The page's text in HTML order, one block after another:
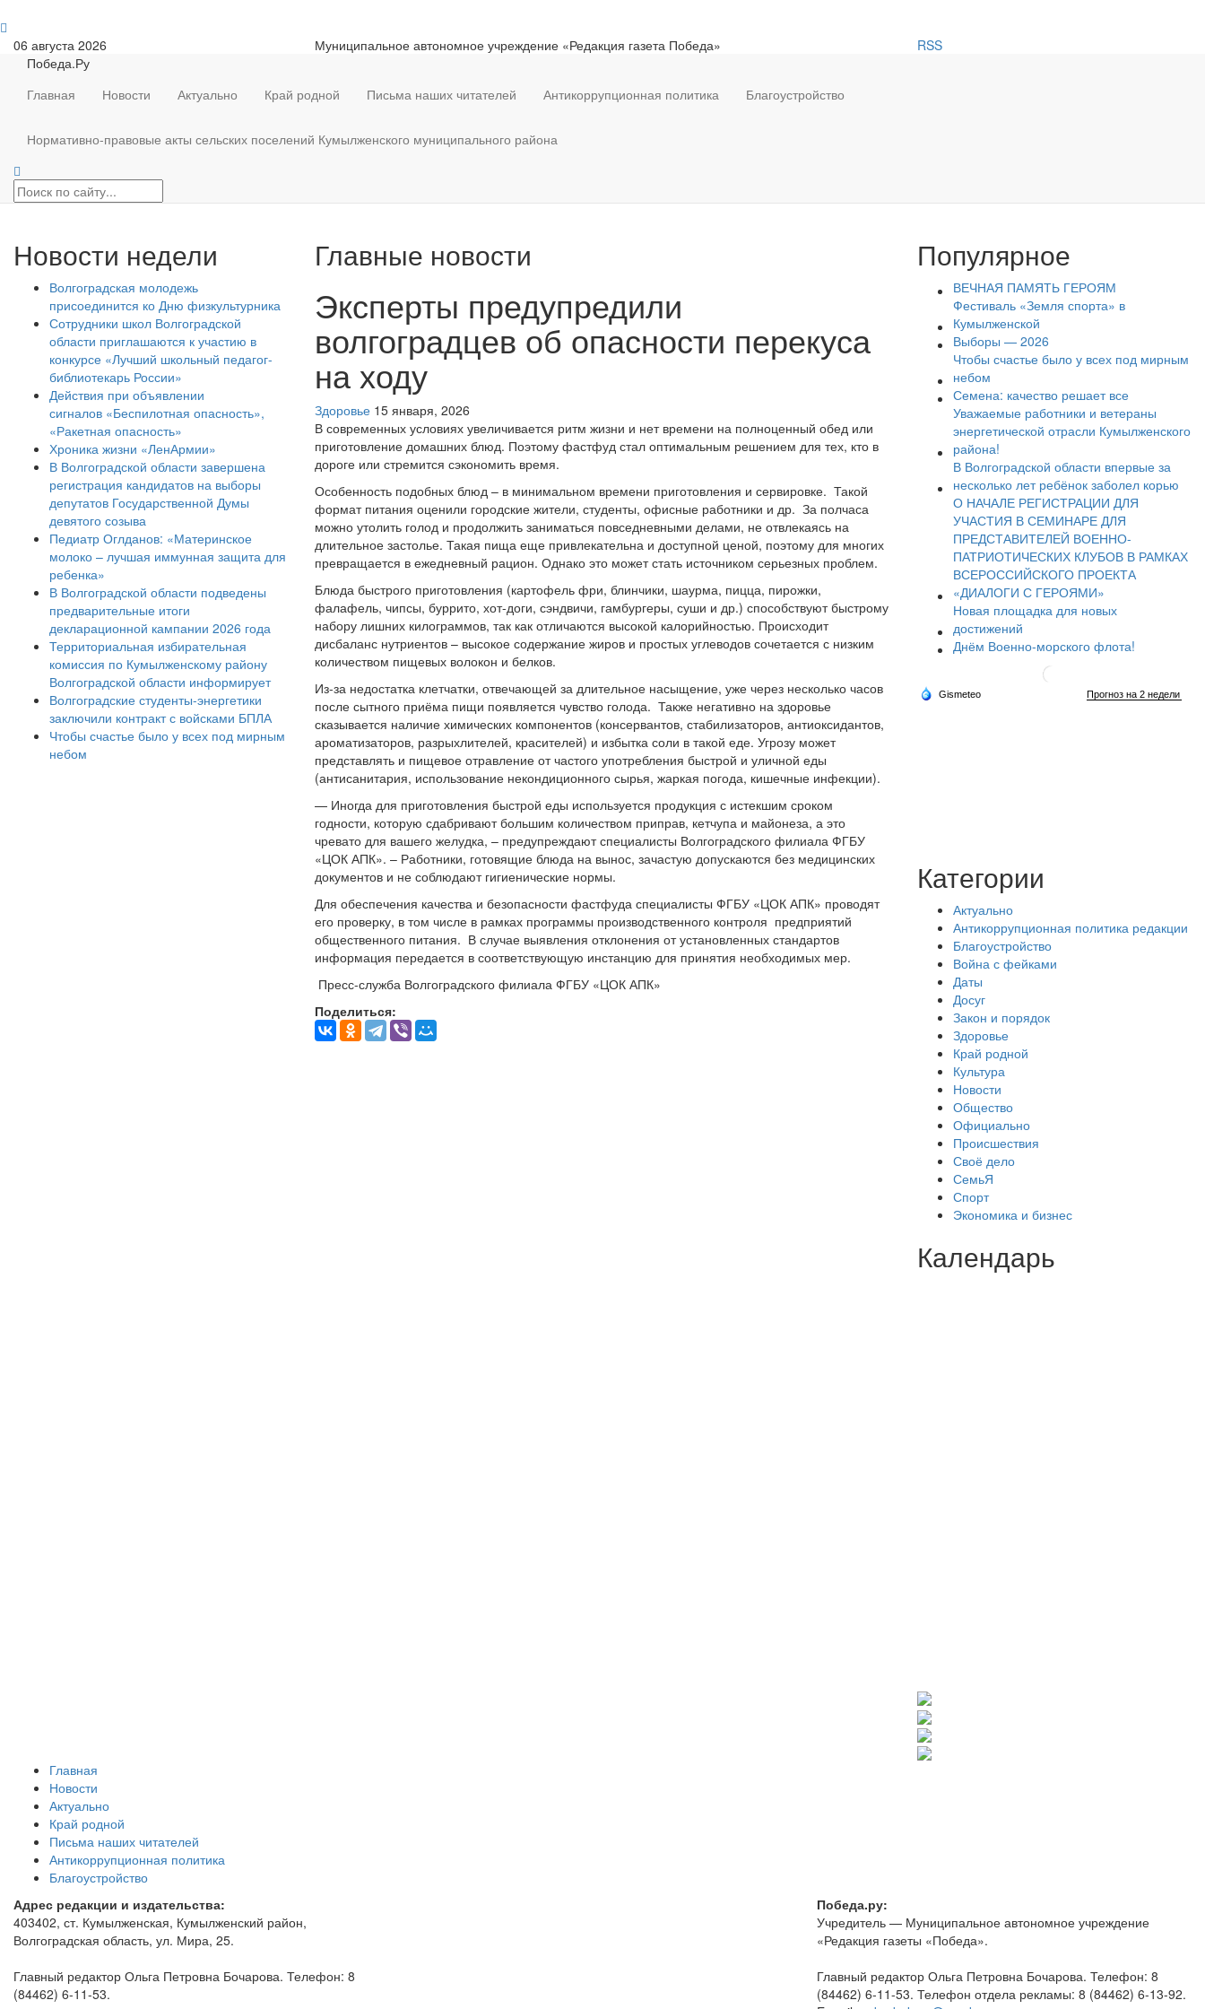
06 августа 2026 Муниципальное автономное учреждение «Редакция газета Победа»
RSS
Победа.Ру
Главная
Новости Актуально Край родной Письма наших читателей Антикоррупционная политика Благоустройство
Нормативно-правовые акты сельских поселений Кумылженского муниципального района
Новости недели
Волгоградская молодежь
присоединится ко Дню физкультурника
Сотрудники школ Волгоградской
области приглашаются к участию в
конкурсе «Лучший школьный педагог-
библиотекарь России»
Действия при объявлении
сигналов «Беспилотная опасность»,
«Ракетная опасность»
Хроника жизни «ЛенАрмии»
В Волгоградской области завершена
регистрация кандидатов на выборы
депутатов Государственной Думы
девятого созыва
Педиатр Оглданов: «Материнское
молоко – лучшая иммунная защита для
ребенка»
В Волгоградской области подведены
предварительные итоги
декларационной кампании 2026 года
Территориальная избирательная
комиссия по Кумылженскому району
Волгоградской области информирует
Волгоградские студенты-энергетики
заключили контракт с войсками БПЛА
Чтобы счастье было у всех под мирным
небом
Главные новости
Эксперты предупредили
волгоградцев об опасности перекуса
на ходу
Здоровье 15 января, 2026
В современных условиях увеличивается ритм жизни и нет времени на полноценный обед или
приготовление домашних блюд. Поэтому фастфуд стал оптимальным решением для тех, кто в
дороге или стремится сэкономить время.
Особенность подобных блюд – в минимальном времени приготовления и сервировке. Такой
формат питания оценили городские жители, студенты, офисные работники и др. За полчаса
можно утолить голод и продолжить заниматься повседневными делами, не отвлекаясь на
длительное застолье. Такая пища еще привлекательна и доступной ценой, поэтому для многих
превращается в ежедневный рацион. Однако это может стать источником серьезных проблем.
Блюда быстрого приготовления (картофель фри, блинчики, шаурма, пицца, пирожки,
фалафель, чипсы, буррито, хот-доги, сэндвичи, гамбургеры, суши и др.) способствуют быстрому
набору лишних килограммов, так как отличаются высокой калорийностью. Происходит
дисбаланс нутриентов – высокое содержание жиров и простых углеводов сочетается с низким
количеством пищевых волокон и белков.
Из-за недостатка клетчатки, отвечающей за длительное насыщение, уже через несколько часов
после сытного приёма пищи появляется чувство голода. Также негативно на здоровье
сказывается наличие химических компонентов (консервантов, стабилизаторов, антиоксидантов,
ароматизаторов, разрыхлителей, красителей) и избытка соли в такой еде. Угрозу может
представлять и пищевое отравление от частого употребления быстрой и уличной еды
(антисанитария, использование некондиционного сырья, жаркая погода, кишечные инфекции).
— Иногда для приготовления быстрой еды используется продукция с истекшим сроком
годности, которую сдабривают большим количеством приправ, кетчупа и майонеза, а это
чревато для вашего желудка, – предупреждают специалисты Волгоградского филиала ФГБУ
«ЦОК АПК». – Работники, готовящие блюда на вынос, зачастую допускаются без медицинских
документов и не соблюдают гигиенические нормы.
Для обеспечения качества и безопасности фастфуда специалисты ФГБУ «ЦОК АПК» проводят
его проверку, в том числе в рамках программы производственного контроля предприятий
общественного питания. В случае выявления отклонения от установленных стандартов
информация передается в соответствующую инстанцию для принятия необходимых мер.
Пресс-служба Волгоградского филиала ФГБУ «ЦОК АПК»
Поделиться:
Популярное
ВЕЧНАЯ ПАМЯТЬ ГЕРОЯМ
Фестиваль «Земля спорта» в
Кумылженской
Выборы — 2026
Чтобы счастье было у всех под мирным
небом
Семена: качество решает все
Уважаемые работники и ветераны
энергетической отрасли Кумылженского
района!
В Волгоградской области впервые за
несколько лет ребёнок заболел корью
О НАЧАЛЕ РЕГИСТРАЦИИ ДЛЯ
УЧАСТИЯ В СЕМИНАРЕ ДЛЯ
ПРЕДСТАВИТЕЛЕЙ ВОЕННО-
ПАТРИОТИЧЕСКИХ КЛУБОВ В РАМКАХ
ВСЕРОССИЙСКОГО ПРОЕКТА
«ДИАЛОГИ С ГЕРОЯМИ»
Новая площадка для новых
достижений
Днём Военно-морского флота!
Категории
Актуально
Антикоррупционная политика редакции
Благоустройство
Война с фейками
Даты
Досуг
Закон и порядок
Здоровье
Край родной
Культура
Новости
Общество
Официально
Происшествия
Своё дело
СемьЯ
Спорт
Экономика и бизнес
Календарь
Главная
Новости
Актуально
Край родной
Письма наших читателей
Антикоррупционная политика
Благоустройство
Адрес редакции и издательства:
403402, ст. Кумылженская, Кумылженский район,
Волгоградская область, ул. Мира, 25.
Главный редактор Ольга Петровна Бочарова. Телефон: 8
(84462) 6-11-53.
Победа.ру:
Учредитель — Муниципальное автономное учреждение
«Редакция газеты «Победа».
Главный редактор Ольга Петровна Бочарова. Телефон: 8
(84462) 6-11-53. Телефон отдела рекламы: 8 (84462) 6-13-92.